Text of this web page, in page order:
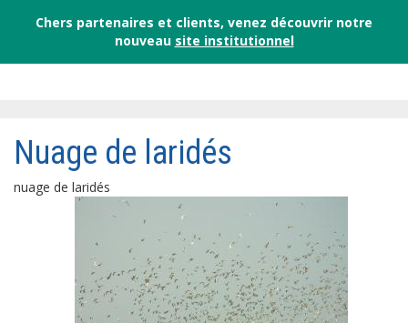
Chers partenaires et clients, venez découvrir notre
nouveau site institutionnel
Nuage de laridés
nuage de laridés